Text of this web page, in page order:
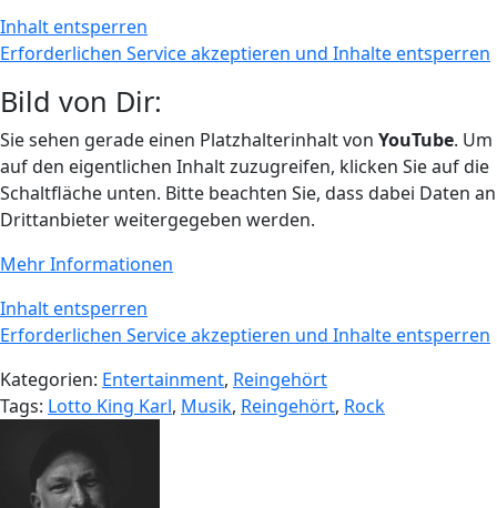
Inhalt entsperren
Erforderlichen Service akzeptieren und Inhalte entsperren
Bild von Dir:
Sie sehen gerade einen Platzhalterinhalt von YouTube. Um
auf den eigentlichen Inhalt zuzugreifen, klicken Sie auf die
Schaltfläche unten. Bitte beachten Sie, dass dabei Daten an
Drittanbieter weitergegeben werden.
Mehr Informationen
Inhalt entsperren
Erforderlichen Service akzeptieren und Inhalte entsperren
Kategorien: Entertainment, Reingehört
Tags: Lotto King Karl, Musik, Reingehört, Rock